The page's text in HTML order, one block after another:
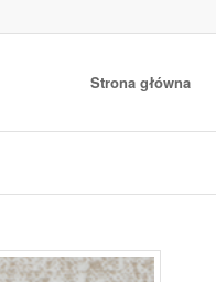
Strona główna